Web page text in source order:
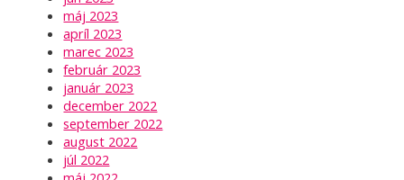
máj 2023
apríl 2023
marec 2023
február 2023
január 2023
december 2022
september 2022
august 2022
júl 2022